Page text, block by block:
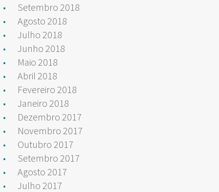
Setembro 2018
Agosto 2018
Julho 2018
Junho 2018
Maio 2018
Abril 2018
Fevereiro 2018
Janeiro 2018
Dezembro 2017
Novembro 2017
Outubro 2017
Setembro 2017
Agosto 2017
Julho 2017